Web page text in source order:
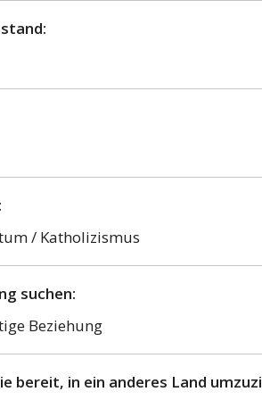
/ Katholizismus
suchen:
Beziehung
bereit, in ein anderes Land